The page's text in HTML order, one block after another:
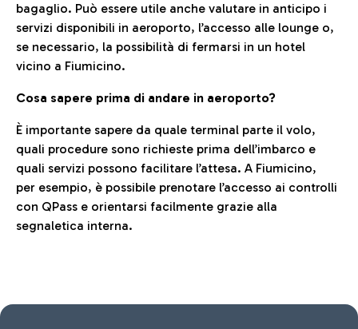
bagaglio. Può essere utile anche valutare in anticipo i
servizi disponibili in aeroporto, l’accesso alle lounge o,
se necessario, la possibilità di fermarsi in un hotel
vicino a Fiumicino.
Cosa sapere prima di andare in aeroporto?
È importante sapere da quale terminal parte il volo,
quali procedure sono richieste prima dell’imbarco e
quali servizi possono facilitare l’attesa. A Fiumicino,
per esempio, è possibile prenotare l’accesso ai controlli
con QPass e orientarsi facilmente grazie alla
segnaletica interna.